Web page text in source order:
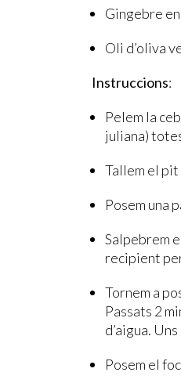
Gingebre
Oli d’oliva
Instruccions:
Pelem la
juliana)
Tallem el
Posem una
Salpebrem
recipient
Tornem a
Passats 2
d’aigua.
Posem el